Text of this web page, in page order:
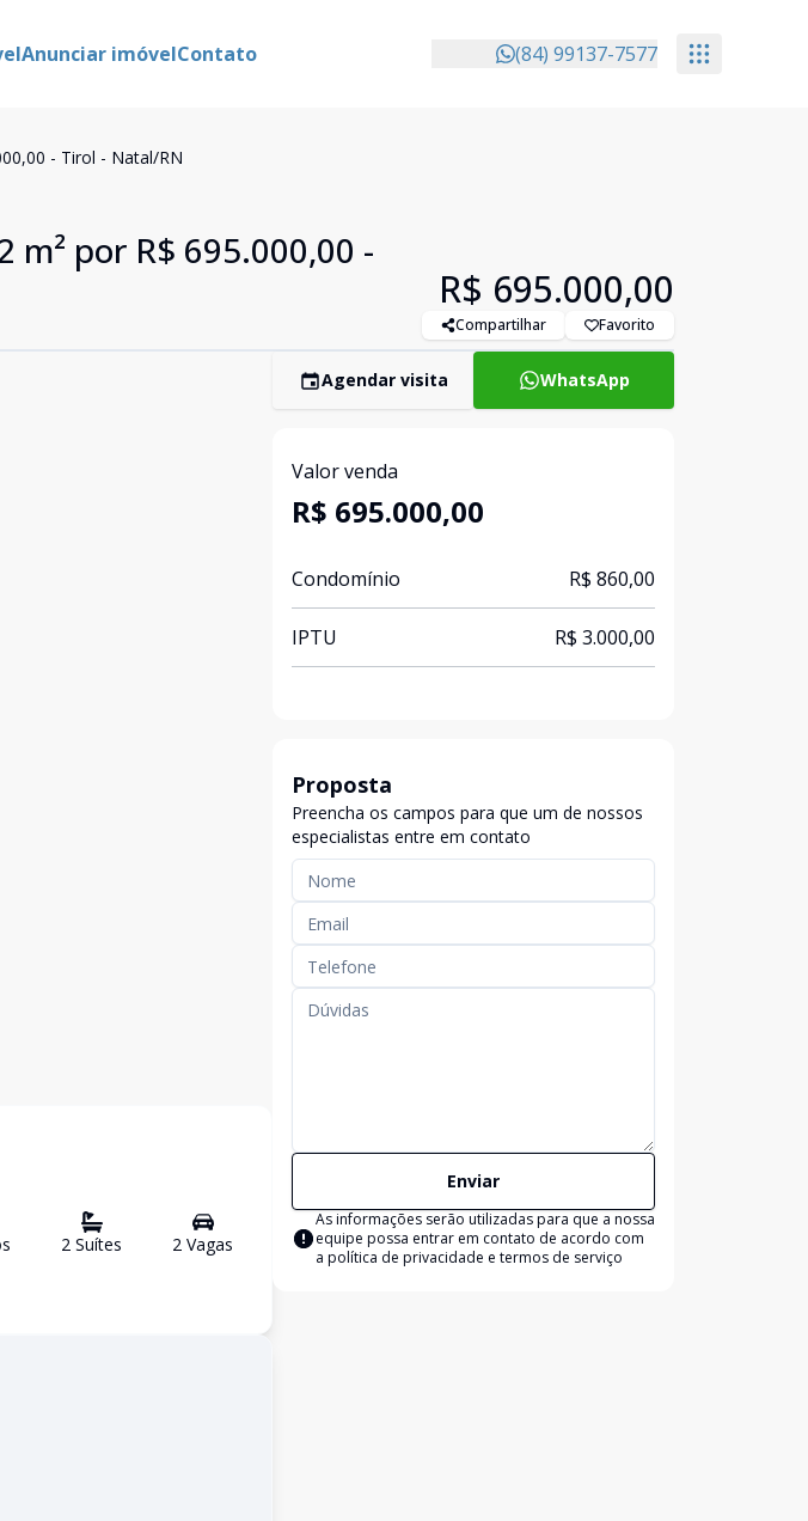
Anunciar imóvelContato (84) 99137-7577
- Tirol - Natal/RN
por R$ 695.000,00 -
R$ 695.000,00
Compartilhar Favorito
s 2 Suítes 2 Vagas
Agendar visita WhatsApp
Valor venda
R$ 695.000,00
Condomínio R$ 860,00
IPTU R$ 3.000,00
Proposta
Preencha os campos para que um de nossos
especialistas entre em contato
Enviar
As informações serão utilizadas para que a nossa
equipe possa entrar em contato de acordo com
a política de privacidade e termos de serviço